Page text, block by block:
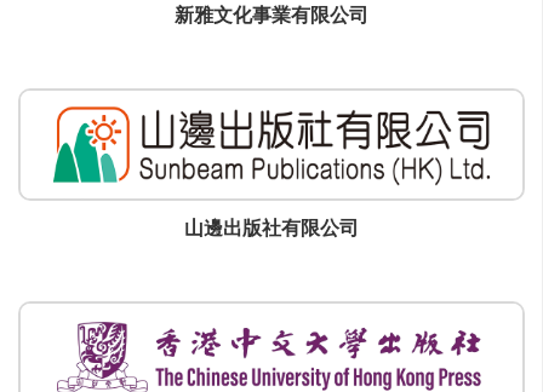
新雅文化事業有限公司
山邊出版社有限公司